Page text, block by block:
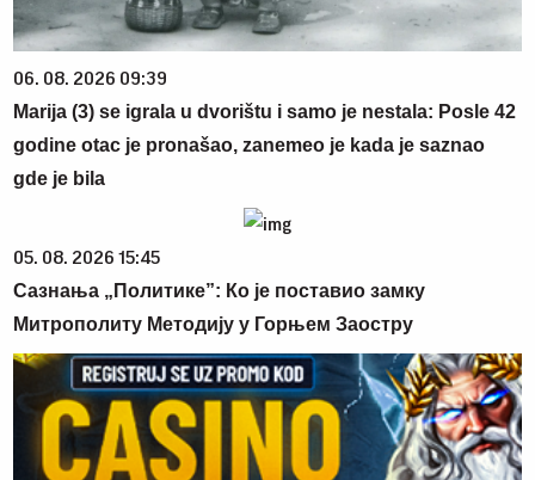
06. 08. 2026 09:39
Marija (3) se igrala u dvorištu i samo je nestala: Posle 42
godine otac je pronašao, zanemeo je kada je saznao
gde je bila
05. 08. 2026 15:45
Сазнања „Политике”: Ко је поставио замку
Митрополиту Методију у Горњем Заостру